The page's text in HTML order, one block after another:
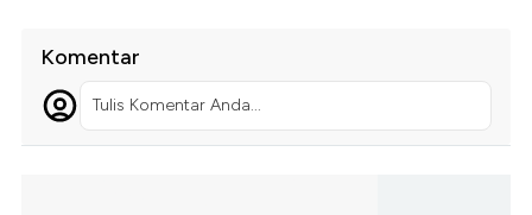
Komentar
Tulis Komentar Anda...